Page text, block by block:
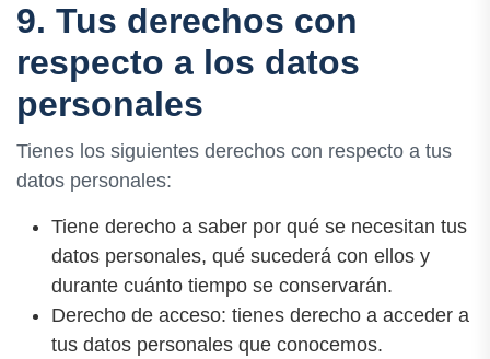
9. Tus derechos con
respecto a los datos
personales
Tienes los siguientes derechos con respecto a tus
datos personales:
Tiene derecho a saber por qué se necesitan tus
datos personales, qué sucederá con ellos y
durante cuánto tiempo se conservarán.
Derecho de acceso: tienes derecho a acceder a
tus datos personales que conocemos.